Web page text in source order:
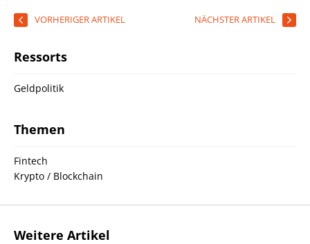
VORHERIGER ARTIKEL NÄCHSTER ARTIKEL
Ressorts
Geldpolitik
Themen
Fintech
Krypto / Blockchain
Weitere Artikel